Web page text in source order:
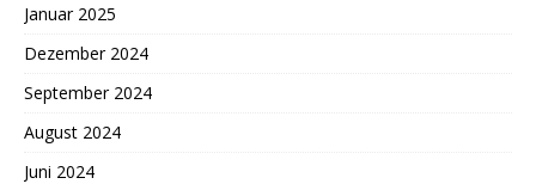
Januar 2025
Dezember 2024
September 2024
August 2024
Juni 2024